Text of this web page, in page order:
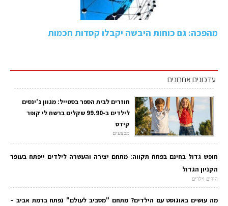
מהפכה: גם כוחות היבשה יקבלו קסדות חכמות
עדכונים אחרונים
חוזרים לבית הספר בסטייל: מגוון ג'ינסים
לילדים ב-99.90 שקלים ברשת לי קופר
קידס
מבצעים
חופש גדול בחינם בפתח תקווה: מתחם יצירה והעשרה לילדים ייפתח בעופר
הקניון הגדול
הורים וילדים
מה עושים באוגוסט עם הילדים? מתחם "מסביב לעולם" נפתח ברמת אביב –